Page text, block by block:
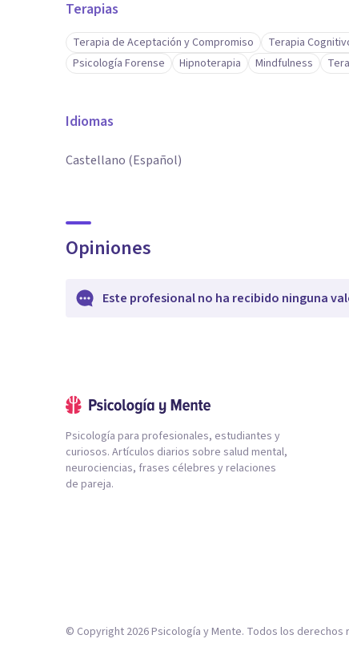
Terapias
Terapia de Aceptación y Compromiso Terapia
Psicología Forense
Hipnoterapia Mindfulness
Idiomas
Castellano (Español)
Opiniones
Este profesional no ha recibido ninguna
Psicología para profesionales, estudiantes y
curiosos. Artículos diarios sobre salud mental,
neurociencias, frases célebres y relaciones
de pareja.
© Copyright 2026Psicología y Mente. Todos los derechos